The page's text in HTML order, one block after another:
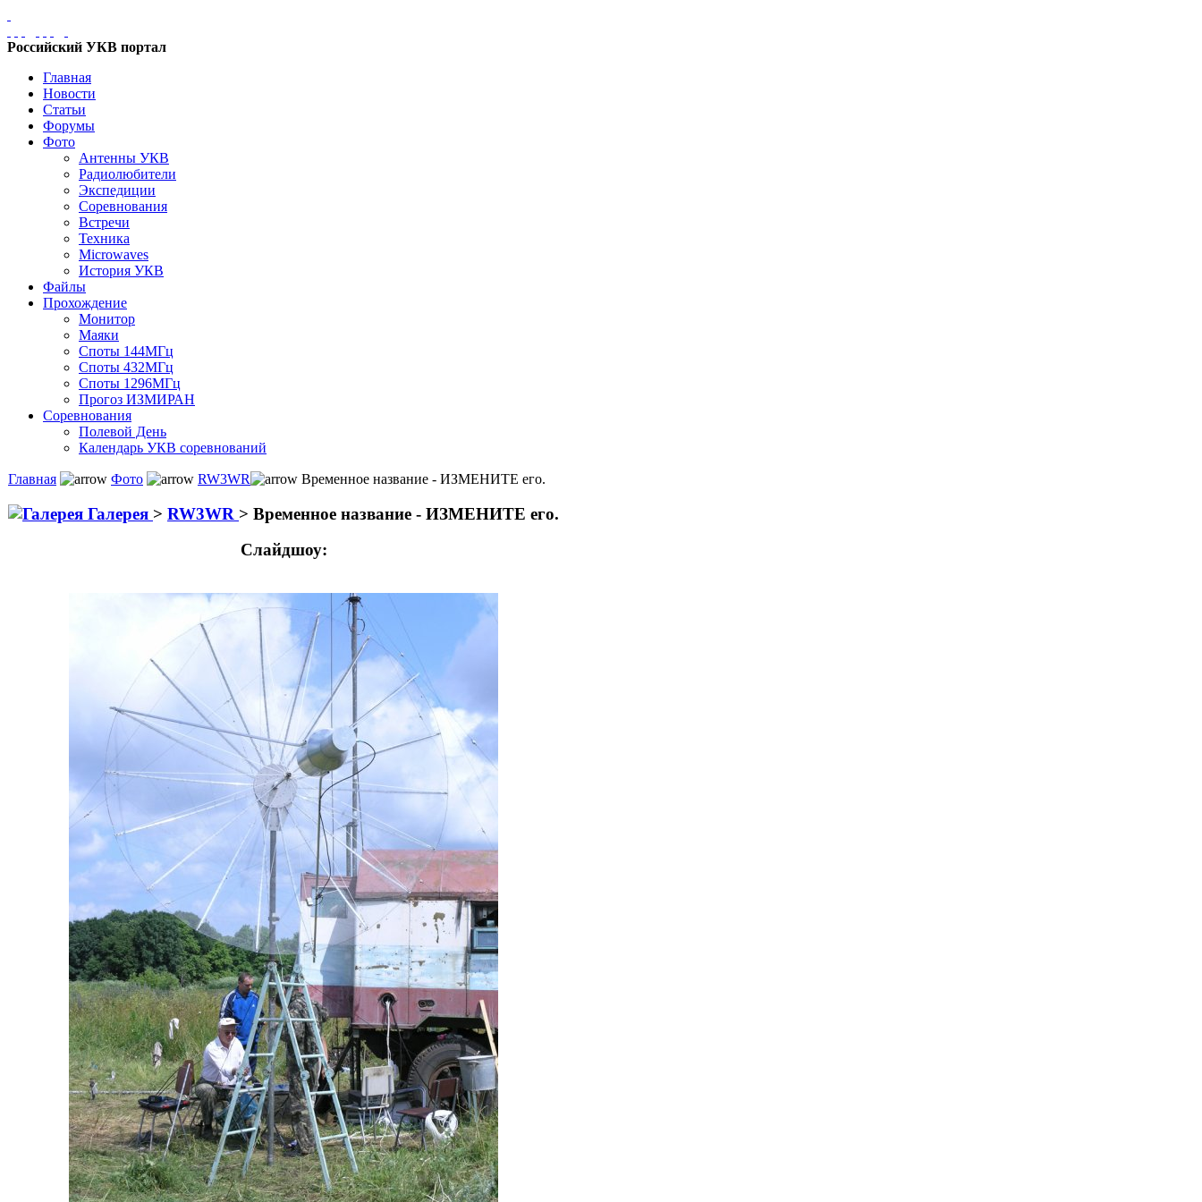
Российский УКВ портал
Главная
Новости
Статьи
Форумы
Фото
Антенны УКВ
Радиолюбители
Экспедиции
Соревнования
Встречи
Техника
Microwaves
История УКВ
Файлы
Прохождение
Монитор
Маяки
Споты 144МГц
Споты 432МГц
Споты 1296МГц
Прогоз ИЗМИРАН
Соревнования
Полевой День
Календарь УКВ соревнований
Главная Фото RW3WR Временное название - ИЗМЕНИТЕ его.
Галерея > RW3WR > Временное название - ИЗМЕНИТЕ его.
Слайдшоу: